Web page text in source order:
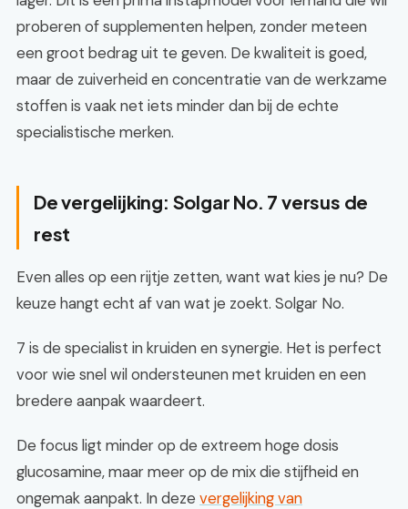
proberen of supplementen helpen, zonder meteen
een groot bedrag uit te geven. De kwaliteit is goed,
maar de zuiverheid en concentratie van de werkzame
stoffen is vaak net iets minder dan bij de echte
specialistische merken.
De vergelijking: Solgar No. 7 versus de
rest
Even alles op een rijtje zetten, want wat kies je nu? De
keuze hangt echt af van wat je zoekt. Solgar No.
7 is de specialist in kruiden en synergie. Het is perfect
voor wie snel wil ondersteunen met kruiden en een
bredere aanpak waardeert.
De focus ligt minder op de extreem hoge dosis
glucosamine, maar meer op de mix die stijfheid en
ongemak aanpakt. In deze vergelijking van